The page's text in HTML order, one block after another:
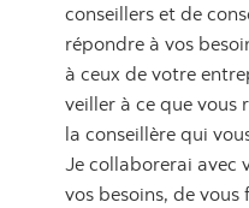
conseillers et de
répondre à vos
à ceux de votre
veiller à ce que vous
la conseillère qui
Je collaborerai avec
vos besoins, de vous